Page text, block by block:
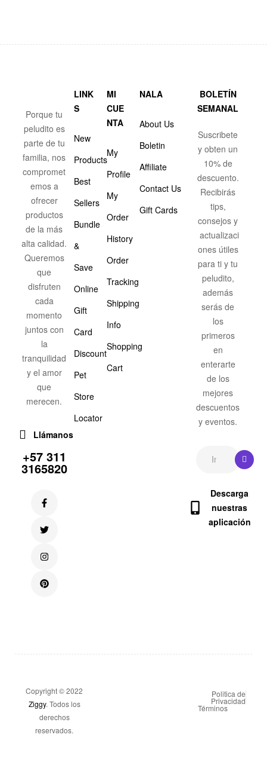
Porque tu
peludito es
parte de tu
familia, nos
compromet
emos a
ofrecer
productos
de la más
alta calidad.
Queremos
que
disfruten
cada
momento
juntos con
la
tranquilidad
y el amor
que
merecen.
Llámanos
+57 311
3165820
LINK
S
New
Products
Best
Sellers
Bundle
&
Save
Online
Gift
Card
Discount
Pet
Store
Locator
MI
CUE
NTA
My
Profile
My
Order
History
Order
Tracking
Shipping
Info
Shopping
Cart
NALA
About Us
Boletin
Affiliate
Contact Us
Gift Cards
BOLETÍN
SEMANAL
Suscribete
y obten un
10% de
descuento.
Recibirás
tips,
consejos y
actualizaci
ones útiles
para ti y tu
peludito,
además
serás de
los
primeros
en
enterarte
de los
mejores
descuentos
y eventos.
Descarga
nuestras
aplicación
Copyright © 2022
Ziggy. Todos los
derechos
reservados.
Politica de
Privacidad
Términos